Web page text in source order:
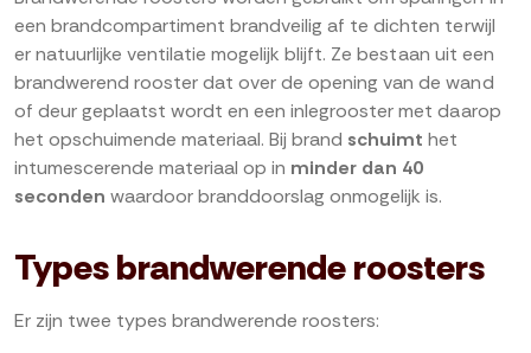
een brandcompartiment brandveilig af te dichten terwijl
er natuurlijke ventilatie mogelijk blijft. Ze bestaan uit een
brandwerend rooster dat over de opening van de wand
of deur geplaatst wordt en een inlegrooster met daarop
het opschuimende materiaal. Bij brand schuimt het
intumescerende materiaal op in minder dan 40
seconden waardoor branddoorslag onmogelijk is.
Types brandwerende roosters
Er zijn twee types brandwerende roosters: